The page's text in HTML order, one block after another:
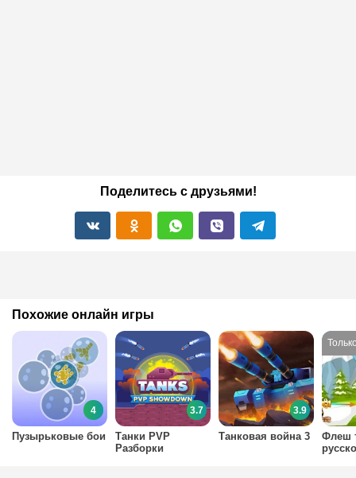
Поделитесь с друзьями!
Похожие онлайн игры
Флеш
Пузырьковые бои
4
Танки PVP
Разборки
3.7
Танковая война 3
3.9